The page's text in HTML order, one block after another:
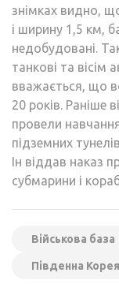
знімках видно,
і ширину 1,5 км,
недобудовані.
танкові та вісім
вважається, що
20 років. Раніше
провели
підземних
Ін віддав наказ
субмарини і
Військова база
Південна Корея